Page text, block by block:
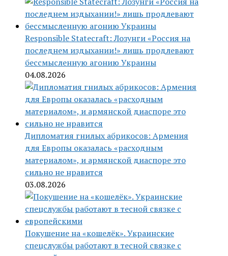
Responsible Statecraft: Лозунги «Россия на
последнем издыхании!» лишь продлевают
бессмысленную агонию Украины
04.08.2026
Дипломатия гнилых абрикосов: Армения
для Европы оказалась «расходным
материалом», и армянской диаспоре это
сильно не нравится
03.08.2026
Покушение на «кошелёк». Украинские
спецслужбы работают в тесной связке с